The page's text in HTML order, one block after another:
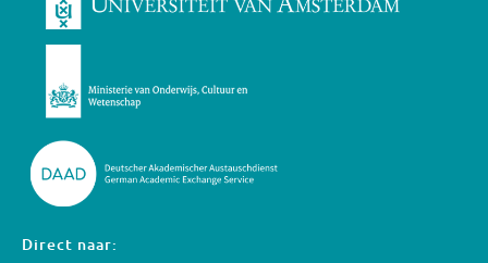
Direct naar: